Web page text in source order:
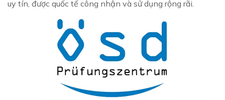
uy tín, được quốc tế công nhận và sử dụng rộng rãi.